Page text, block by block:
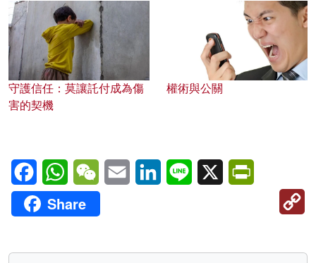
守護信任：莫讓託付成為傷
害的契機
權術與公關
FacebookWhatsAppWeChatEmail LinkedInLine X
Share